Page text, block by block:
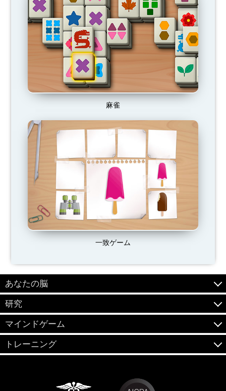
麻雀
一致ゲーム
あなたの脳
研究
マインドゲーム
トレーニング